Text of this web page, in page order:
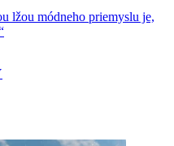
lžou módneho priemyslu je,